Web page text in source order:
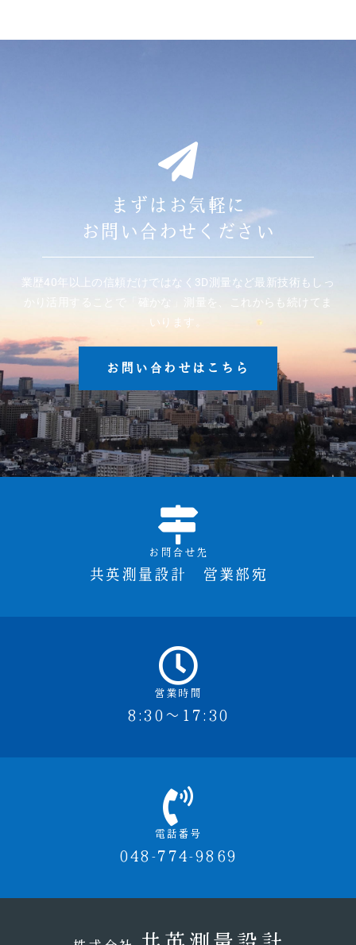
まずはお気軽に
お問い合わせください
業歴40年以上の信頼だけではなく3D測量など最新技術もしっ
かり活用することで「確かな」測量を、これからも続けてま
いります。
お問い合わせはこちら
お問合せ先
共英測量設計 営業部宛
営業時間
8:30～17:30
電話番号
048-774-9869